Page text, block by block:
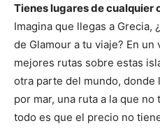
Tienes lugares de cualquier
Imagina que llegas a Grecia,
de Glamour a tu viaje? En
mejores rutas sobre estas
otra parte del mundo, donde
por mar, una ruta a la que
todo es que el precio no